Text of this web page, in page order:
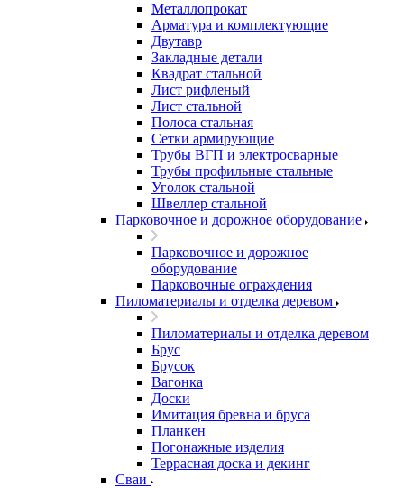
Металлопрокат
Арматура и комплектующие
Двутавр
Закладные детали
Квадрат стальной
Лист рифленый
Лист стальной
Полоса стальная
Сетки армирующие
Трубы ВГП и электросварные
Трубы профильные стальные
Уголок стальной
Швеллер стальной
Парковочное и дорожное оборудование
Парковочное и дорожное
оборудование
Парковочные ограждения
Пиломатериалы и отделка деревом
Пиломатериалы и отделка деревом
Брус
Брусок
Вагонка
Доски
Имитация бревна и бруса
Планкен
Погонажные изделия
Террасная доска и декинг
Сваи